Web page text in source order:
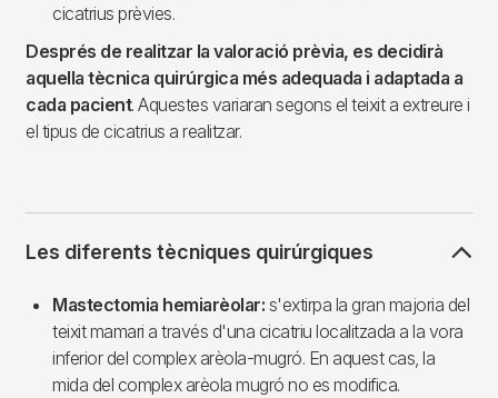
cicatrius prèvies.
Després de realitzar la valoració prèvia, es decidirà
aquella tècnica quirúrgica més adequada i adaptada a
cada pacient. Aquestes variaran segons el teixit a extreure i
el tipus de cicatrius a realitzar.
Les diferents tècniques quirúrgiques
Mastectomia hemiarèolar: s'extirpa la gran majoria del
teixit mamari a través d'una cicatriu localitzada a la vora
inferior del complex arèola-mugró. En aquest cas, la
mida del complex arèola mugró no es modifica.